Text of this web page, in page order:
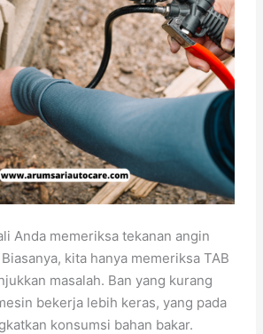
Anda memeriksa tekanan angin
kita hanya memeriksa TAB
masalah. Ban yang kurang
bekerja lebih keras, yang pada
konsumsi bahan bakar.